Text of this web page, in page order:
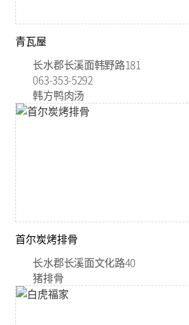
青瓦屋
长水郡长溪面韩野路181
063-353-5292
韩方鸭肉汤
首尔炭烤排骨
长水郡长溪面文化路40
猪排骨